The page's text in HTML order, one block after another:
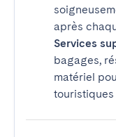
après
Services
bagages,
matériel